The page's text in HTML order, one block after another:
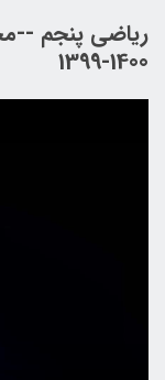
ریاضی پنجم --
1400-1399